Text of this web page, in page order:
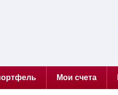
Мои счета